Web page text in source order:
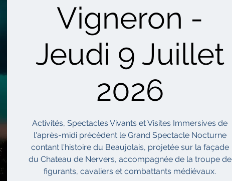
Vigneron -
Jeudi 9 Juillet
2026
Activités, Spectacles Vivants et Visites Immersives de
l'après-midi précèdent le Grand Spectacle Nocturne
contant l'histoire du Beaujolais, projetée sur la façade
du Chateau de Nervers, accompagnée de la troupe de
figurants, cavaliers et combattants médiévaux.